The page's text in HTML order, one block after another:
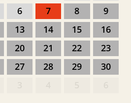
6 7 8
9
13 14 15
16
20 21 22
23
27 28 29
30